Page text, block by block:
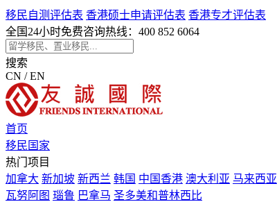
移民自测评估表 香港硕士申请评估表 香港专才评估表
全国24小时免费咨询热线： 400 852 6064
搜索
CN / EN
首页
移民国家
热门项目
加拿大 新加坡 新西兰 韩国 中国香港 澳大利亚 马来西亚
瓦努阿图 瑙鲁 巴拿马 圣多美和普林西比